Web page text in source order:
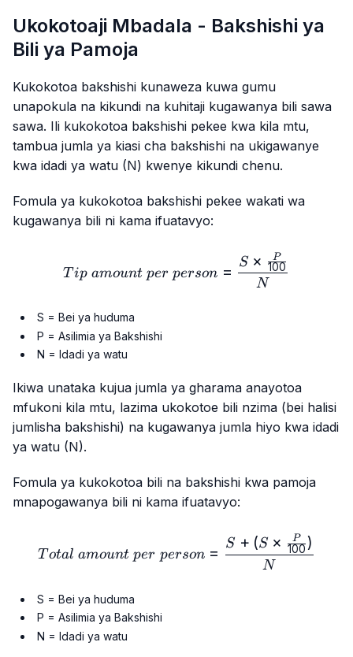
Ukokotoaji Mbadala - Bakshishi ya
Bili ya Pamoja
Kukokotoa bakshishi kunaweza kuwa gumu
unapokula na kikundi na kuhitaji kugawanya bili sawa
sawa. Ili kukokotoa bakshishi pekee kwa kila mtu,
tambua jumla ya kiasi cha bakshishi na ukigawanye
kwa idadi ya watu (N) kwenye kikundi chenu.
Fomula ya kukokotoa bakshishi pekee wakati wa
kugawanya bili ni kama ifuatavyo:
Tip\ amount\ per\
Tip amount per person =
N
S × 100
P
S = Bei ya huduma
P = Asilimia ya Bakshishi
N = Idadi ya watu
Ikiwa unataka kujua jumla ya gharama anayotoa
mfukoni kila mtu, lazima ukokotoe bili nzima (bei halisi
jumlisha bakshishi) na kugawanya jumla hiyo kwa idadi
ya watu (N).
Fomula ya kukokotoa bili na bakshishi kwa pamoja
mnapogawanya bili ni kama ifuatavyo:
Total\ amount\ per\
Total amount per person =
N
S + (S × 100
P )
S = Bei ya huduma
P = Asilimia ya Bakshishi
N = Idadi ya watu